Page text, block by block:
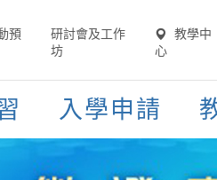
預
研討會及工作
坊
教學中
心
入學申請